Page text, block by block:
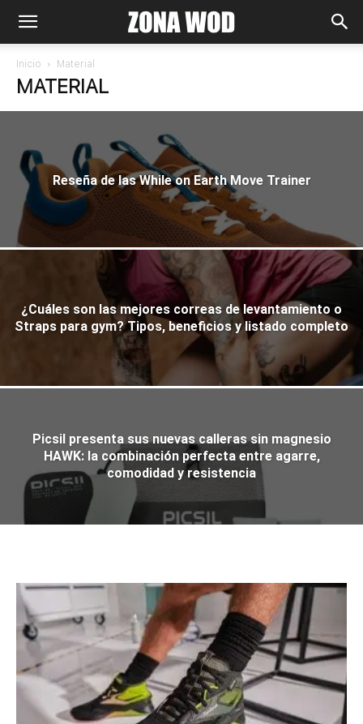
Inicio Material
MATERIAL
Reseña de las While on Earth Move Trainer
¿Cuáles son las mejores correas de levantamiento o
Straps para gym? Tipos, beneficios y listado completo
Picsil presenta sus nuevas calleras sin magnesio
HAWK: la combinación perfecta entre agarre,
comodidad y resistencia